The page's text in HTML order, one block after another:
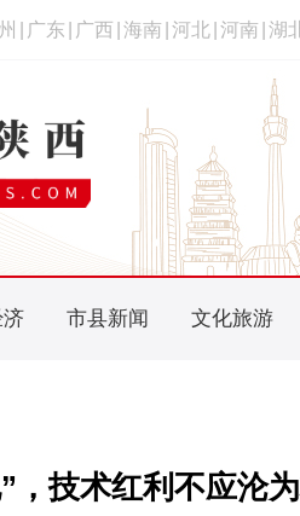
广东 广西 海南 河北 河南 湖
济 市县新闻 文化旅游
，技术红利不应沦